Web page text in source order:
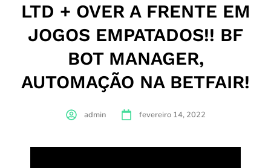
LTD + OVER A FRENTE EM
JOGOS EMPATADOS!! BF
BOT MANAGER,
AUTOMAÇÃO NA BETFAIR!
admin fevereiro 14, 2022